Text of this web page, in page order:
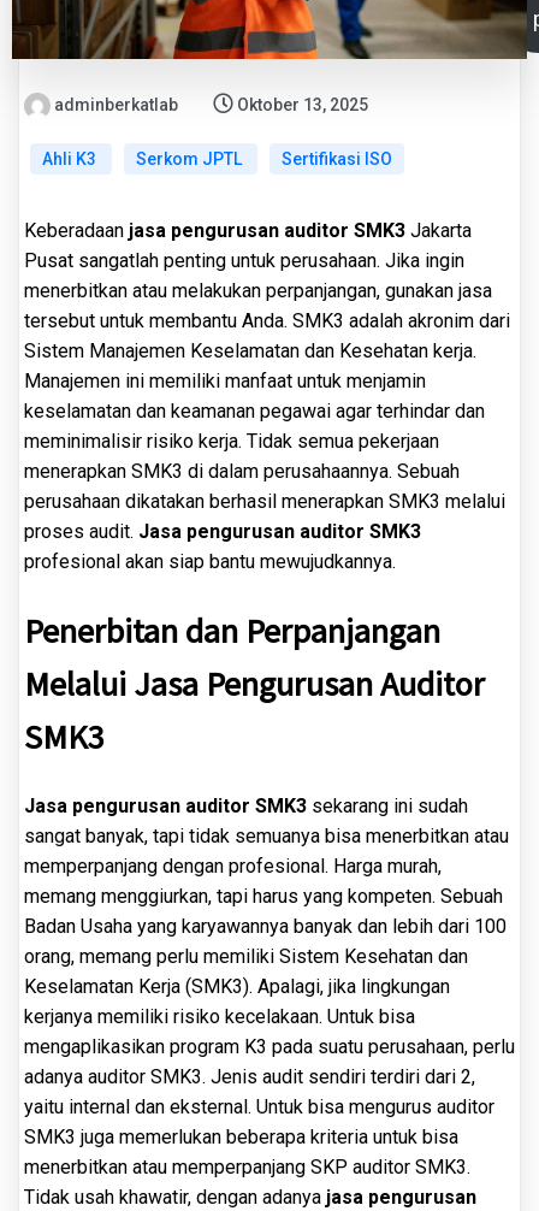
adminberkatlab Oktober 13, 2025
Ahli K3 Serkom JPTL Sertifikasi ISO
Keberadaan jasa pengurusan auditor SMK3 Jakarta
Pusat sangatlah penting untuk perusahaan. Jika ingin
menerbitkan atau melakukan perpanjangan, gunakan jasa
tersebut untuk membantu Anda. SMK3 adalah akronim dari
Sistem Manajemen Keselamatan dan Kesehatan kerja.
Manajemen ini memiliki manfaat untuk menjamin
keselamatan dan keamanan pegawai agar terhindar dan
meminimalisir risiko kerja. Tidak semua pekerjaan
menerapkan SMK3 di dalam perusahaannya. Sebuah
perusahaan dikatakan berhasil menerapkan SMK3 melalui
proses audit. Jasa pengurusan auditor SMK3
profesional akan siap bantu mewujudkannya.
Penerbitan dan Perpanjangan
Melalui Jasa Pengurusan Auditor
SMK3
Jasa pengurusan auditor SMK3 sekarang ini sudah
sangat banyak, tapi tidak semuanya bisa menerbitkan atau
memperpanjang dengan profesional. Harga murah,
memang menggiurkan, tapi harus yang kompeten. Sebuah
Badan Usaha yang karyawannya banyak dan lebih dari 100
orang, memang perlu memiliki Sistem Kesehatan dan
Keselamatan Kerja (SMK3). Apalagi, jika lingkungan
kerjanya memiliki risiko kecelakaan. Untuk bisa
mengaplikasikan program K3 pada suatu perusahaan, perlu
adanya auditor SMK3. Jenis audit sendiri terdiri dari 2,
yaitu internal dan eksternal. Untuk bisa mengurus auditor
SMK3 juga memerlukan beberapa kriteria untuk bisa
menerbitkan atau memperpanjang SKP auditor SMK3.
Tidak usah khawatir, dengan adanya jasa pengurusan